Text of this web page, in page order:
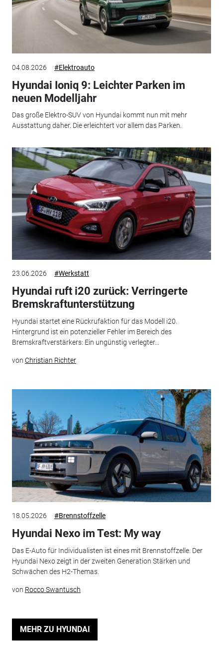
04.08.2026 #Elektroauto
Hyundai Ioniq 9: Leichter Parken im
neuen Modelljahr
Das große Elektro-SUV von Hyundai kommt nun mit mehr
Ausstattung daher. Die erleichtert vor allem das Parken.
23.06.2026 #Werkstatt
Hyundai ruft i20 zurück: Verringerte
Bremskraftunterstützung
Hyundai startet eine Rückrufaktion für das Modell i20.
Hintergrund ist ein potenzieller Fehler im Bereich des
Bremskraftverstärkers: Ein ungünstig verlegter...
von Christian Richter
18.05.2026 #Brennstoffzelle
Hyundai Nexo im Test: My way
Das E-Auto für Individualisten ist eines mit Brennstoffzelle. Der
Hyundai Nexo zeigt in der zweiten Generation Stärken und
Schwächen des H2-Themas.
von Rocco Swantusch
MEHR ZU HYUNDAI